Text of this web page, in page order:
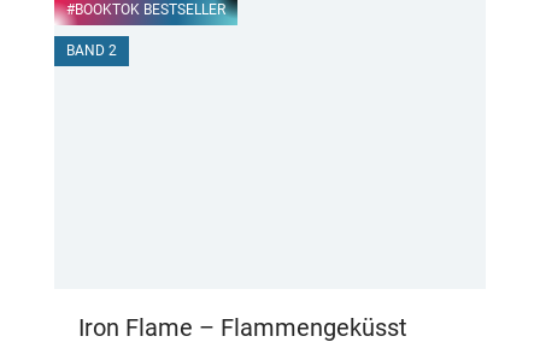
#BOOKTOK BESTSELLER
BAND 2
Iron Flame – Flammengeküsst